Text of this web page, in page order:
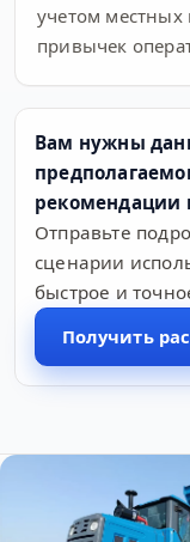
учетом
привычек
Вам нужны
рекомендации
Отправьте
сценарии
быстрое и
Получить